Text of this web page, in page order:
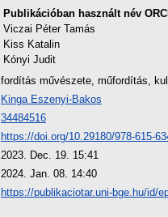
Publikációban használt név
Viczai Péter Tamás
Kiss Katalin
Kónyi Judit
fordítás művészete, műfordítás,
Kinga Eszenyi-Bakos
34484516
https://doi.org/10.29180/978-615-
2023. Dec. 19. 15:41
2024. Jan. 08. 14:40
https://publikaciotar.uni-bge.hu/id/